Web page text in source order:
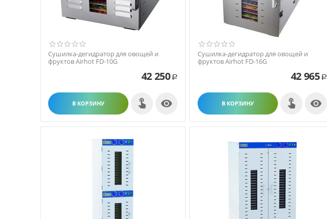
Сушилка-дегидратор для овощей и
фруктов Airhot FD-10G
42 250 Р
В КОРЗИНУ 
Сушилка-дегидратор для овощей и
фруктов Airhot FD-16G
42 965 Р
В КОРЗИНУ 